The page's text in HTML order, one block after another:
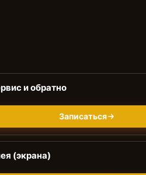
и обратно
Записаться
(экрана)